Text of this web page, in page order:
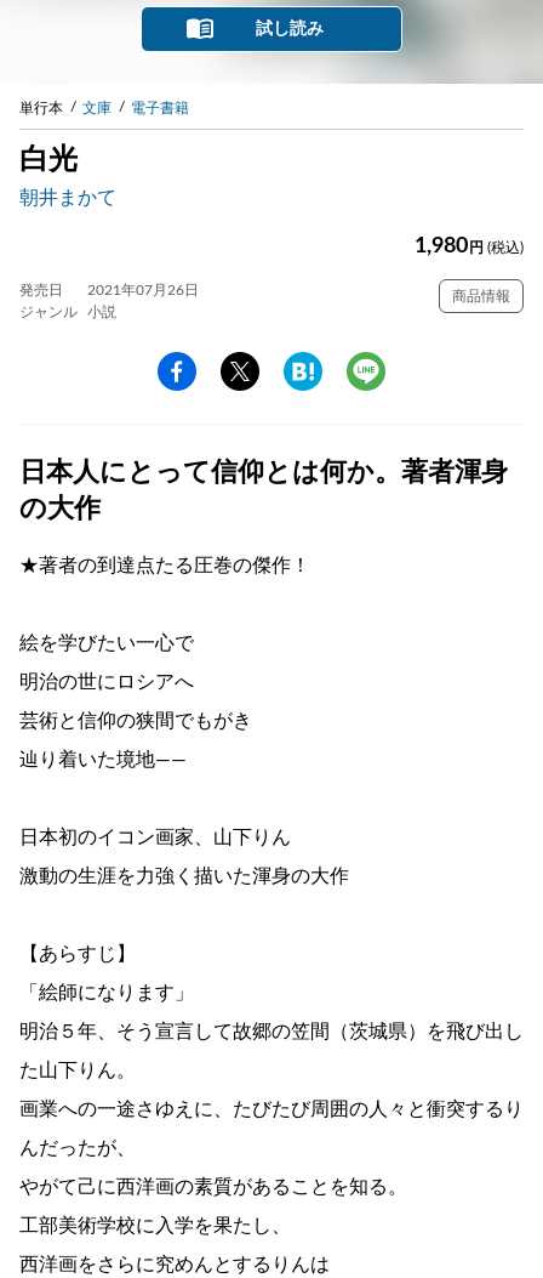
試し読み
単行本 文庫 電子書籍
白光
朝井まかて
1,980 円 (税込)
発売日
2021年07月26日
ジャンル
小説
商品情報
日本人にとって信仰とは何か。著者渾身
の大作
★著者の到達点たる圧巻の傑作！
絵を学びたい一心で
明治の世にロシアへ
芸術と信仰の狭間でもがき
辿り着いた境地――
日本初のイコン画家、山下りん
激動の生涯を力強く描いた渾身の大作
【あらすじ】
「絵師になります」
明治５年、そう宣言して故郷の笠間（茨城県）を飛び出し
た山下りん。
画業への一途さゆえに、たびたび周囲の人々と衝突するり
んだったが、
やがて己に西洋画の素質があることを知る。
工部美術学校に入学を果たし、
西洋画をさらに究めんとするりんは